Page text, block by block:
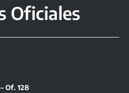
Oficiales
Of. 128